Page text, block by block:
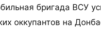
бригада ВСУ
оккупантов на